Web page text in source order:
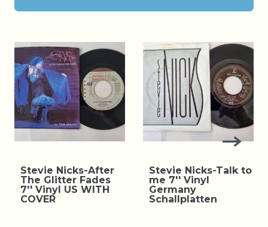
Stevie Nicks-After
The Glitter Fades
7'' Vinyl US WITH
COVER
Stevie Nicks-Talk to
me 7'' Vinyl
Germany
Schallplatten